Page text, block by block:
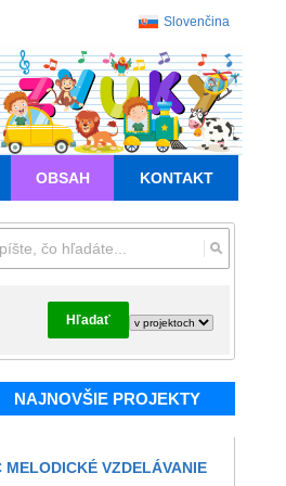
Slovenčina
OBSAH KONTAKT
Hľadať
NAJNOVŠIE PROJEKTY
MELODICKÉ VZDELÁVANIE